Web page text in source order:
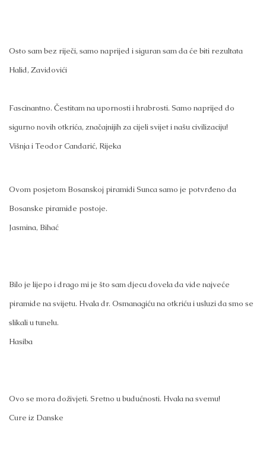
Osto sam bez riječi, samo naprijed i siguran sam da će biti rezultata
Halid, Zavidovići
Fascinantno. Čestitam na upornosti i hrabrosti. Samo naprijed do
sigurno novih otkrića, značajnijih za cijeli svijet i našu civilizaciju!
Višnja i Teodor Candarić, Rijeka
Ovom posjetom Bosanskoj piramidi Sunca samo je potvrđeno da
Bosanske piramide postoje.
Jasmina, Bihać
Bilo je lijepo i drago mi je što sam djecu dovela da vide najveće
piramide na svijetu. Hvala dr. Osmanagiću na otkriću i usluzi da smo se
slikali u tunelu.
Hasiba
Ovo se mora doživjeti. Sretno u budućnosti. Hvala na svemu!
Cure iz Danske